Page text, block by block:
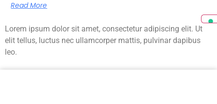
Read More
Lorem ipsum dolor sit amet, consectetur adipiscing elit. Ut
elit tellus, luctus nec ullamcorper mattis, pulvinar dapibus
leo.